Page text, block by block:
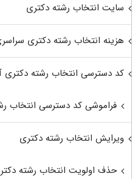
سایت انتخاب رشته دکتری
هزینه انتخاب رشته دکتری
کد دسترسی انتخاب رشته دکتری
فراموشی کد دسترسی انتخاب
ویرایش انتخاب رشته دکتری
حذف اولویت انتخاب رشته